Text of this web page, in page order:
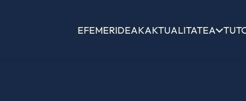
EFEMERIDEAKAKTUALITATEA